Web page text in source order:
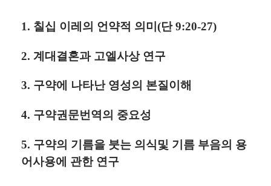
1. 칠십 이레의 언약적 의미(단 9:20-27)
2. 계대결혼과 고엘사상 연구
3. 구약에 나타난 영성의 본질이해
4. 구약권문번역의 중요성
5. 구약의 기름을 붓는 의식및 기름 부음의 용
어사용에 관한 연구